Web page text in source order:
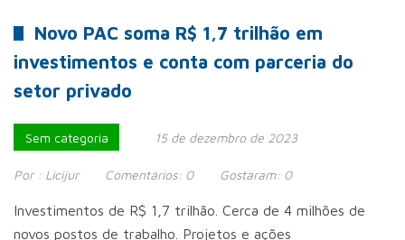
Novo PAC soma R$ 1,7 trilhão em
investimentos e conta com parceria do
setor privado
Sem categoria 15 de dezembro de 2023
Por : Licijur Comentários: 0 Gostaram: 0
Investimentos de R$ 1,7 trilhão. Cerca de 4 milhões de
novos postos de trabalho. Projetos e ações